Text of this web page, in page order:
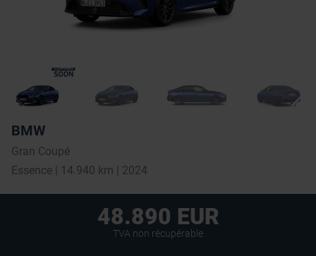
BMW
Gran Coupé
Essence | 14.940 km | 2024
48.890 EUR
TVA non récupérable